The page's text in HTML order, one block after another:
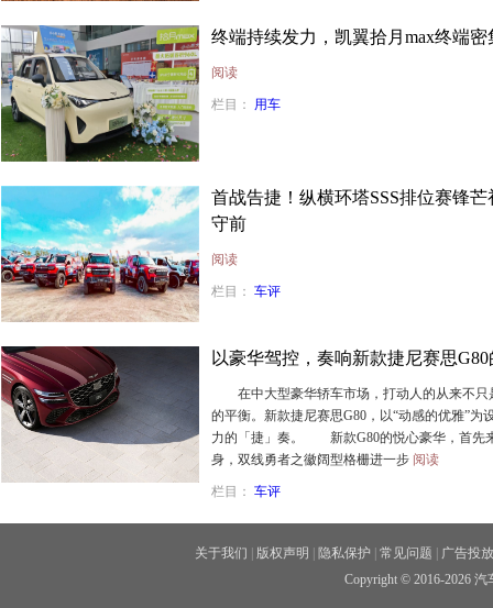
终端持续发力，凯翼拾月max终端密
阅读
栏目： 用车
首战告捷！纵横环塔SSS排位赛锋
守前
阅读
栏目： 车评
以豪华驾控，奏响新款捷尼赛思
在中大型豪华轿车市场，打动人的从来不只
的平衡。新款捷尼赛思G80，以“动感的优雅”
力的「捷」奏。 新款G80的悦心豪华，首先
身，双线勇者之徽阔型格栅进一步 阅读
栏目： 车评
关于我们 | 版权声明 | 隐私保护 | 常见问题 | 广告投放
Copyright © 2016-2026